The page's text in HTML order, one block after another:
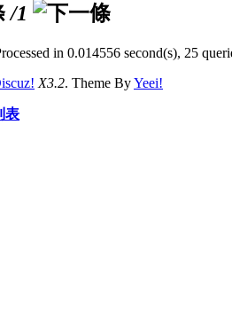
/1
in 0.014556 second(s), 25
X3.2. Theme ByYeei!
表